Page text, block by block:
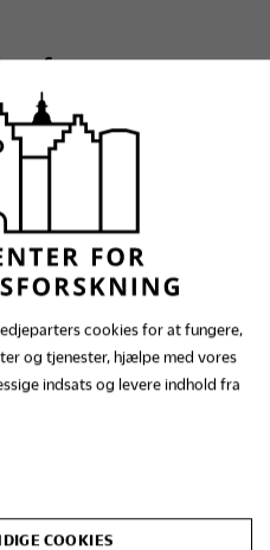
for
og FOF
om adelens
på Gammel
cookies for at fungere,
og tjenester, hjælpe med vores
indsats og levere indhold fra
COOKIES